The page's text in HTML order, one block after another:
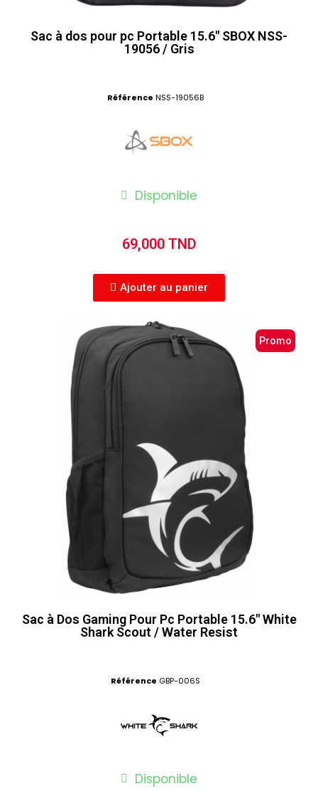
Sac à dos pour pc Portable 15.6" SBOX NSS-
19056 / Gris
Référence NSS-19056B
Disponible
69,000 TND
Ajouter au panier
Promo
Sac à Dos Gaming Pour Pc Portable 15.6" White
Shark Scout / Water Resist
Référence GBP-006S
Disponible